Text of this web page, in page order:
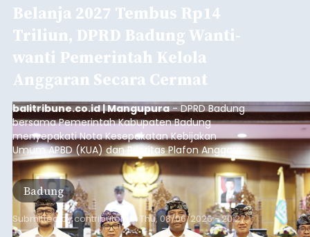
Belanja 2027 Tembus Rp14
Triliun, DPRD Badung Wanti-
wanti Pemerintah Kelola
Anggaran Secara Cermat
balitribune.co.id | Mangupura- DPRD Badung
bersama Pemerintah Kabupaten Badung
menyepakati Nota Kesepakatan Kebijakan
Umum APBD (KUA) dan Prioritas Plafon Anggaran
Sementara (PPAS) Tahun Anggaran 2027 dalam
rapat paripurna yang digelar di Gedung DPRD
Badung, Kamis (6/8/2026).
Badung
Submitted bycontributor onThu, 08/06/2026 - 20:27